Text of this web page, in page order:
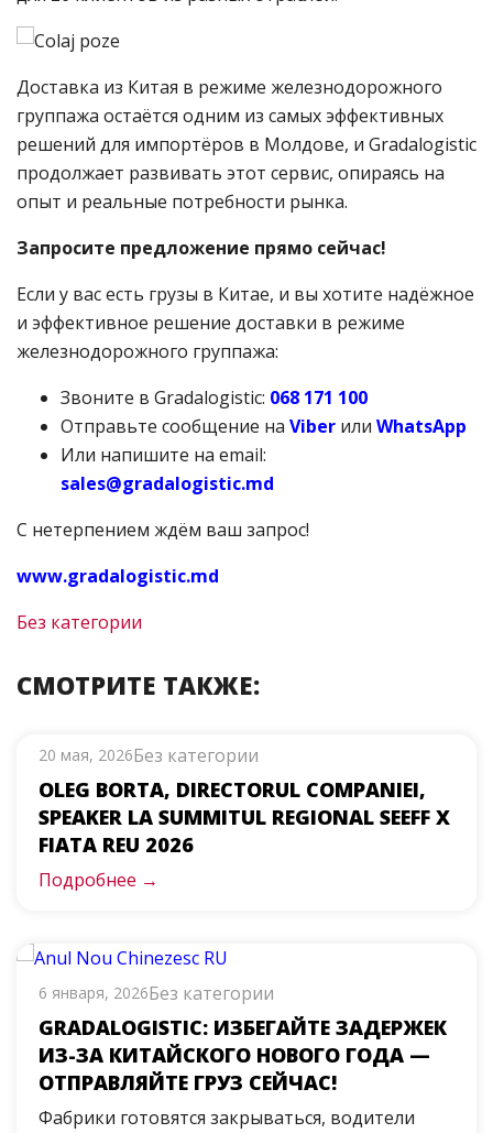
Доставка из Китая в режиме железнодорожного
группажа остаётся одним из самых эффективных
решений для импортёров в Молдове, и Gradalogistic
продолжает развивать этот сервис, опираясь на
опыт и реальные потребности рынка.
Запросите предложение прямо сейчас!
Если у вас есть грузы в Китае, и вы хотите надёжное
и эффективное решение доставки в режиме
железнодорожного группажа:
Звоните в Gradalogistic: 068 171 100
Отправьте сообщение на Viber или WhatsApp
Или напишите на email:
sales@gradalogistic.md
С нетерпением ждём ваш запрос!
www.gradalogistic.md
Без категории
СМОТРИТЕ ТАКЖЕ:
20 мая, 2026Без категории
OLEG BORTA, DIRECTORUL COMPANIEI,
SPEAKER LA SUMMITUL REGIONAL SEEFF X
FIATA REU 2026
Подробнее →
6 января, 2026Без категории
GRADALOGISTIC: ИЗБЕГАЙТЕ ЗАДЕРЖЕК
ИЗ-ЗА КИТАЙСКОГО НОВОГО ГОДА —
ОТПРАВЛЯЙТЕ ГРУЗ СЕЙЧАС!
Фабрики готовятся закрываться, водители